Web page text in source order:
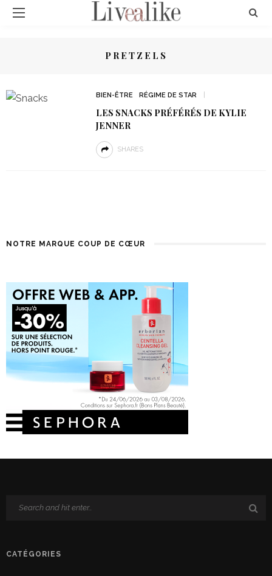
PRETZELS
BIEN-ÊTRE RÉGIME DE STAR
LES SNACKS PRÉFÉRÉS DE KYLIE
JENNER
SHARES
NOTRE MARQUE COUP DE CŒUR
CATÉGORIES